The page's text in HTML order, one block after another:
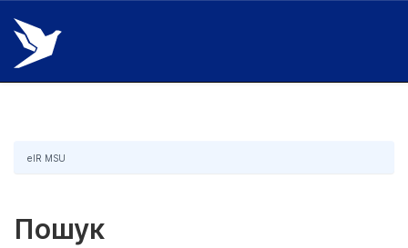
Skip
navigation
eIR MSU
Пошук